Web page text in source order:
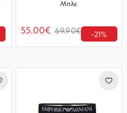
Μπλε
55.00€ 69.90€ -21%